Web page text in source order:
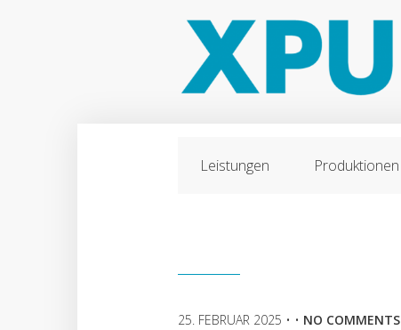
Leistungen Produktionen
25. FEBRUAR 2025 • • NO COMMENTS